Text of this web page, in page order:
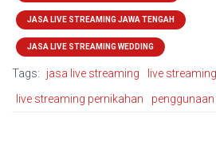
JASA LIVE STREAMING JAWA TENGAH
JASA LIVE STREAMING WEDDING
Tags: jasa live streaming
live streaming
live streaming pernikahan